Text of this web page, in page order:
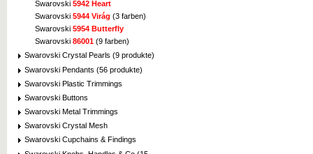
Swarovski 5942 Heart
Swarovski 5944 Virág (3 farben)
Swarovski 5954 Butterfly
Swarovski 86001 (9 farben)
Swarovski Crystal Pearls (9 produkte)
Swarovski Pendants (56 produkte)
Swarovski Plastic Trimmings
Swarovski Buttons
Swarovski Metal Trimmings
Swarovski Crystal Mesh
Swarovski Cupchains & Findings